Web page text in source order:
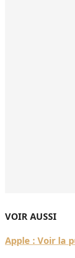
VOIR AUSSI
Apple : Voir la